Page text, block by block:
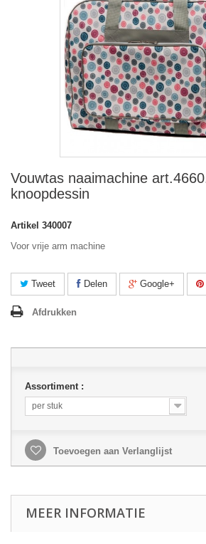
Vouwtas naaimachine
knoopdessin
Artikel 340007
Voor vrije arm machine
Tweet Delen Google+
Afdrukken
Assortiment :
per stuk
Toevoegen aan Verlanglijst
MEER INFORMATIE